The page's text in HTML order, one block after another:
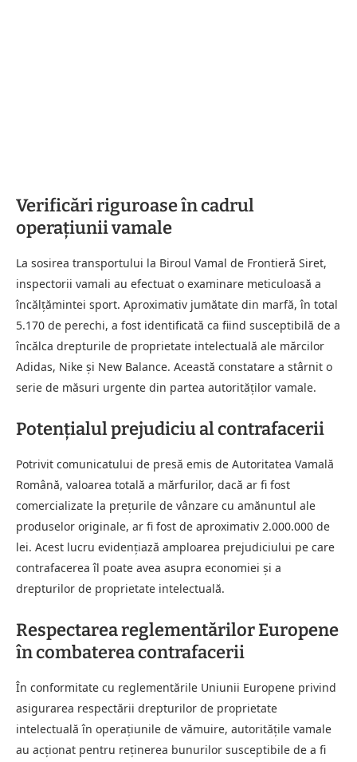
Verificări riguroase în cadrul
operaţiunii vamale
La sosirea transportului la Biroul Vamal de Frontieră Siret,
inspectorii vamali au efectuat o examinare meticuloasă a
încălţămintei sport. Aproximativ jumătate din marfă, în total
5.170 de perechi, a fost identificată ca fiind susceptibilă de a
încălca drepturile de proprietate intelectuală ale mărcilor
Adidas, Nike și New Balance. Această constatare a stârnit o
serie de măsuri urgente din partea autorităților vamale.
Potenţialul prejudiciu al contrafacerii
Potrivit comunicatului de presă emis de Autoritatea Vamală
Română, valoarea totală a mărfurilor, dacă ar fi fost
comercializate la prețurile de vânzare cu amănuntul ale
produselor originale, ar fi fost de aproximativ 2.000.000 de
lei. Acest lucru evidențiază amploarea prejudiciului pe care
contrafacerea îl poate avea asupra economiei și a
drepturilor de proprietate intelectuală.
Respectarea reglementărilor Europene
în combaterea contrafacerii
În conformitate cu reglementările Uniunii Europene privind
asigurarea respectării drepturilor de proprietate
intelectuală în operaţiunile de vămuire, autoritățile vamale
au acționat pentru reținerea bunurilor susceptibile de a fi